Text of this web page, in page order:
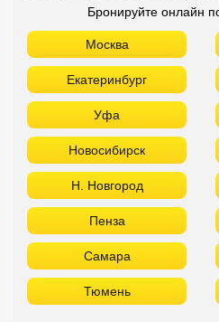
Н. Новгород
Пенза
Самара
Тюмень
ТОП отелей
Используйте
Турция